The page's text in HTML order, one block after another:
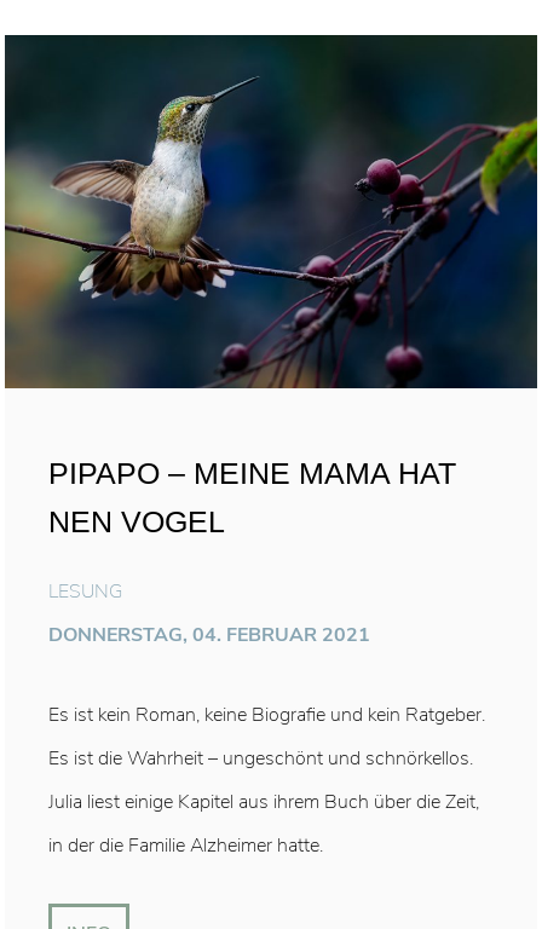
PIPAPO – MEINE MAMA HAT
NEN VOGEL
LESUNG
DONNERSTAG, 04. FEBRUAR 2021
Es ist kein Roman, keine Biografie und kein Ratgeber.
Es ist die Wahrheit – ungeschönt und schnörkellos.
Julia liest einige Kapitel aus ihrem Buch über die Zeit,
in der die Familie Alzheimer hatte.